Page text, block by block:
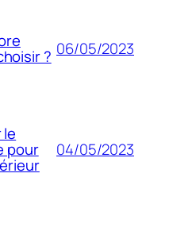
? 06/05/2023
pour 04/05/2023